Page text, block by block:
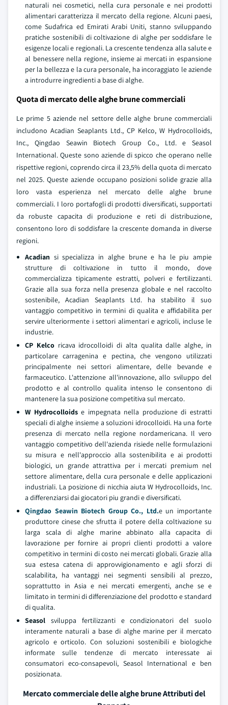
naturali nei cosmetici, nella cura personale e nei prodotti
alimentari caratterizza il mercato della regione. Alcuni paesi,
come Sudafrica ed Emirati Arabi Uniti, stanno sviluppando
pratiche sostenibili di coltivazione di alghe per soddisfare le
esigenze locali e regionali. La crescente tendenza alla salute e
al benessere nella regione, insieme ai mercati in espansione
per la bellezza e la cura personale, ha incoraggiato le aziende
a introdurre ingredienti a base di alghe.
Quota di mercato delle alghe brune commerciali
Le prime 5 aziende nel settore delle alghe brune commerciali
includono Acadian Seaplants Ltd., CP Kelco, W Hydrocolloids,
Inc., Qingdao Seawin Biotech Group Co., Ltd. e Seasol
International. Queste sono aziende di spicco che operano nelle
rispettive regioni, coprendo circa il 23,5% della quota di mercato
nel 2025. Queste aziende occupano posizioni solide grazie alla
loro vasta esperienza nel mercato delle alghe brune
commerciali. I loro portafogli di prodotti diversificati, supportati
da robuste capacita di produzione e reti di distribuzione,
consentono loro di soddisfare la crescente domanda in diverse
regioni.
Acadian si specializza in alghe brune e ha le piu ampie
strutture di coltivazione in tutto il mondo, dove
commercializza tipicamente estratti, polveri e fertilizzanti.
Grazie alla sua forza nella presenza globale e nel raccolto
sostenibile, Acadian Seaplants Ltd. ha stabilito il suo
vantaggio competitivo in termini di qualita e affidabilita per
servire ulteriormente i settori alimentari e agricoli, incluse le
industrie.
CP Kelcoricava idrocolloidi di alta qualita dalle alghe, in
particolare carragenina e pectina, che vengono utilizzati
principalmente nei settori alimentare, delle bevande e
farmaceutico. L'attenzione all'innovazione, allo sviluppo del
prodotto e al controllo qualita intenso le consentono di
mantenere la sua posizione competitiva sul mercato.
W Hydrocolloidse impegnata nella produzione di estratti
speciali di alghe insieme a soluzioni idrocolloidi. Ha una forte
presenza di mercato nella regione nordamericana. Il vero
vantaggio competitivo dell'azienda risiede nelle formulazioni
su misura e nell'approccio alla sostenibilita e ai prodotti
biologici, un grande attrattiva per i mercati premium nel
settore alimentare, della cura personale e delle applicazioni
industriali. La posizione di nicchia aiuta W Hydrocolloids, Inc.
a differenziarsi dai giocatori piu grandi e diversificati.
Qingdao Seawin Biotech Group Co., Ltd.e un importante
produttore cinese che sfrutta il potere della coltivazione su
larga scala di alghe marine abbinato alla capacita di
lavorazione per fornire ai propri clienti prodotti a valore
competitivo in termini di costo nei mercati globali. Grazie alla
sua estesa catena di approvvigionamento e agli sforzi di
scalabilita, ha vantaggi nei segmenti sensibili al prezzo,
soprattutto in Asia e nei mercati emergenti, anche se e
limitato in termini di differenziazione del prodotto e standard
di qualita.
Seasol sviluppa fertilizzanti e condizionatori del suolo
interamente naturali a base di alghe marine per il mercato
agricolo e orticolo. Con soluzioni sostenibili e biologiche
informate sulle tendenze di mercato interessate ai
consumatori eco-consapevoli, Seasol International e ben
posizionata.
Mercato commerciale delle alghe brune Attributi del